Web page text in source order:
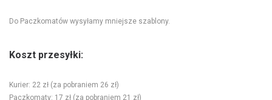
Do Paczkomatów wysyłamy mniejsze szablony.
Koszt przesyłki:
Kurier: 22 zł (za pobraniem 26 zł)
Paczkomaty: 17 zł (za pobraniem 21 zł)